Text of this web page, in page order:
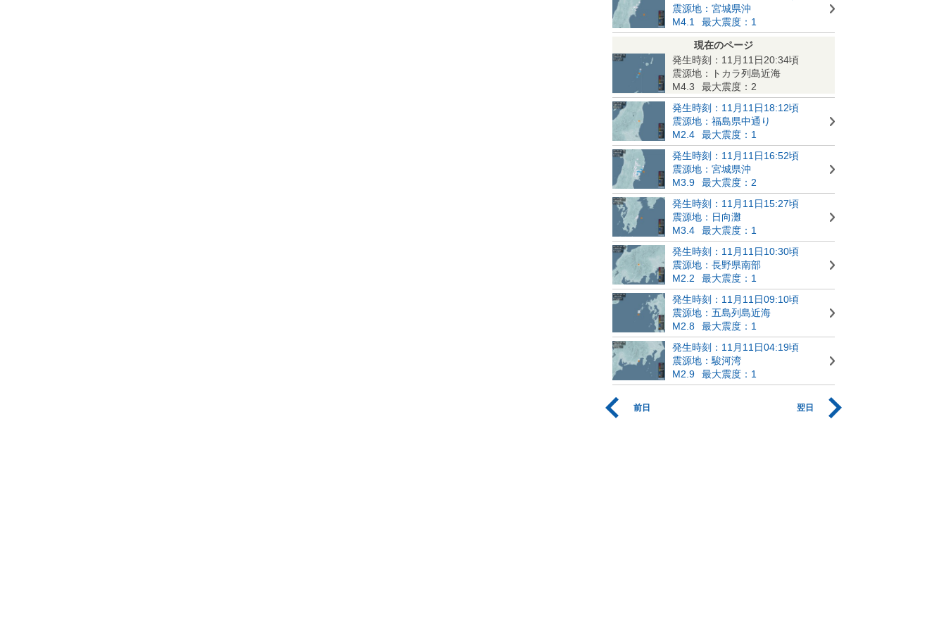
震源地：宮城県沖
M4.1
最大震度：1
現在のページ
発生時刻：11月11日20:34頃
震源地：トカラ列島近海
M4.3
最大震度：2
発生時刻：11月11日18:12頃
震源地：福島県中通り
M2.4
最大震度：1
発生時刻：11月11日16:52頃
震源地：宮城県沖
M3.9
最大震度：2
発生時刻：11月11日15:27頃
震源地：日向灘
M3.4
最大震度：1
発生時刻：11月11日10:30頃
震源地：長野県南部
M2.2
最大震度：1
発生時刻：11月11日09:10頃
震源地：五島列島近海
M2.8
最大震度：1
発生時刻：11月11日04:19頃
震源地：駿河湾
M2.9
最大震度：1
前日 翌日